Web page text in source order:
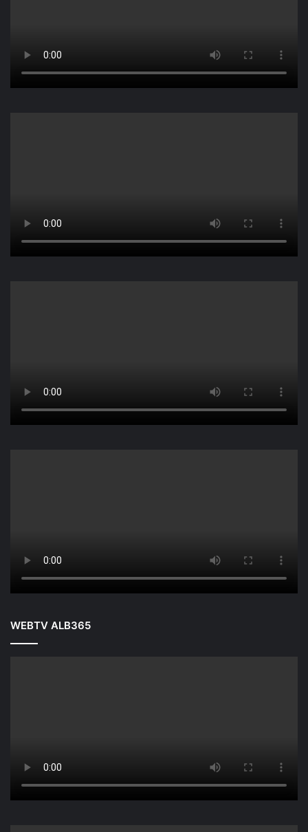
WEBTV ALB365